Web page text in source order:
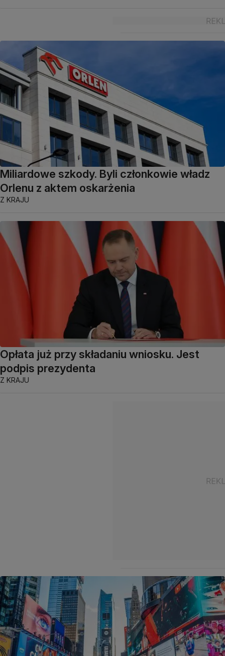
Miliardowe szkody. Byli członkowie władz
Orlenu z aktem oskarżenia
Z KRAJU
Opłata już przy składaniu wniosku. Jest
podpis prezydenta
Z KRAJU